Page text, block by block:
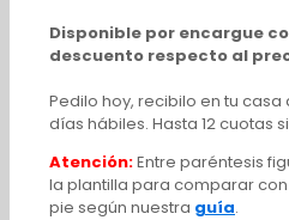
Disponible por encargue
descuento respecto al
Pedilo hoy, recibilo en tu casa
días hábiles. Hasta 12 cuotas
Atención:Entre paréntesis
la plantilla para comparar
pie según nuestra guía.